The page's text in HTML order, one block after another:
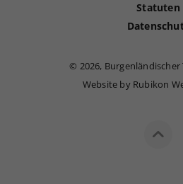
Statuten
© 2026,
Website by Rubikon